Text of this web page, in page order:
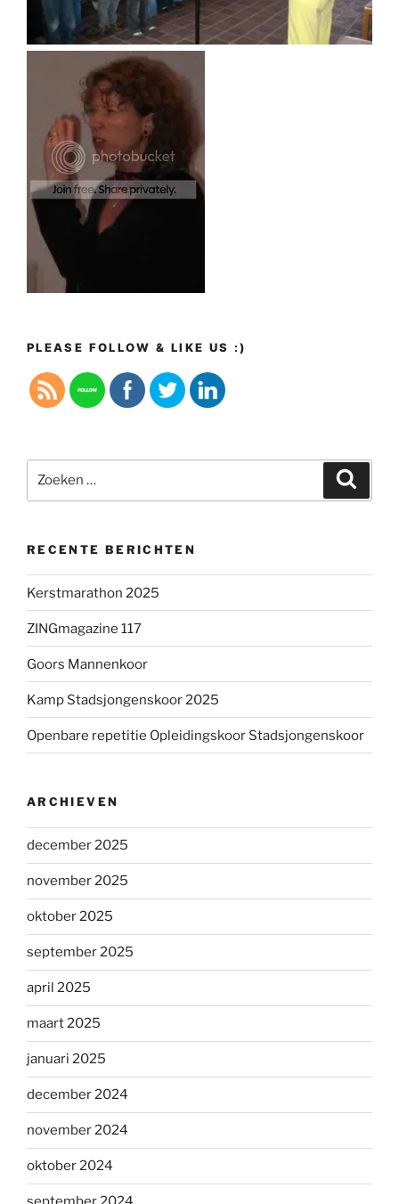
PLEASE FOLLOW & LIKE US :)
naar:
RECENTE BERICHTEN
Kerstmarathon 2025
ZINGmagazine 117
Goors Mannenkoor
Kamp Stadsjongenskoor 2025
Openbare repetitie Opleidingskoor Stadsjongenskoor
ARCHIEVEN
december 2025
november 2025
oktober 2025
september 2025
april 2025
maart 2025
januari 2025
december 2024
november 2024
oktober 2024